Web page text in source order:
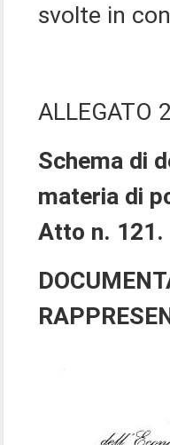
svolte in
ALLEGATO
Schema di
materia di
Atto n. 121.